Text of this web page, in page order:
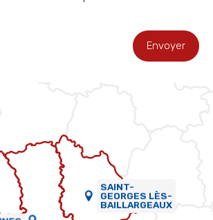
Envoyer
SAINT-
GEORGES LÈS-
BAILLARGEAUX